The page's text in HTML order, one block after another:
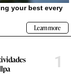
1